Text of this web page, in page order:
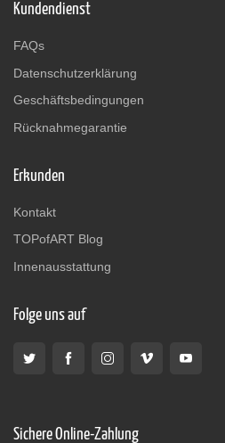
Kundendienst
FAQs
Datenschutzerklärung
Geschäftsbedingungen
Rücknahmegarantie
Erkunden
Kontakt
TOPofART Blog
Innenausstattung
Folge uns auf
Sichere Online-Zahlung